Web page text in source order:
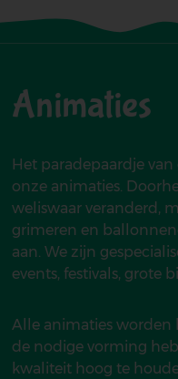
Animaties
Het paradepaardje
onze animaties.
weliswaar veranderd,
grimeren en
aan. We zijn
events, festivals, grote
Alle animaties worden
de nodige vorming
kwaliteit hoog te